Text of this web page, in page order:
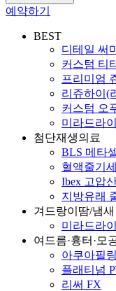
예약하기
BEST
디테일 써
커스텀 티
프리미엄
리쥬하이(
커스텀 오
미라드라
첨단재생의료
BLS 메타
혈액줄기
Ibex 고압
지방유래
겨드랑이땀/냄새
미라드라
여드름·흉터·모
아쿠아필링
플래티넘
리써 FX